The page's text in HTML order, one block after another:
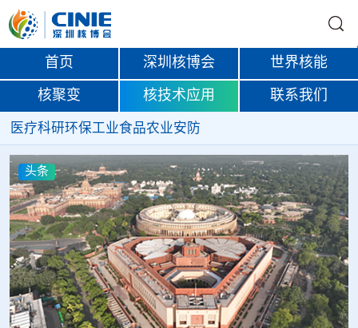
首页 深圳核博会 世界核能
核聚变 核技术应用 联系我们
医疗科研环保工业食品农业安防
头条